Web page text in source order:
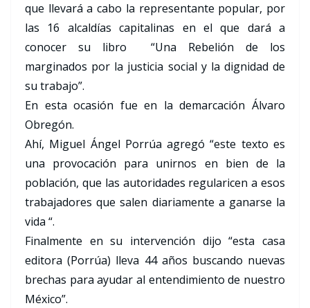
que llevará a cabo la representante popular, por
las 16 alcaldías capitalinas en el que dará a
conocer su libro “Una Rebelión de los
marginados por la justicia social y la dignidad de
su trabajo”.
En esta ocasión fue en la demarcación Álvaro
Obregón.
Ahí, Miguel Ángel Porrúa agregó “este texto es
una provocación para unirnos en bien de la
población, que las autoridades regularicen a esos
trabajadores que salen diariamente a ganarse la
vida “.
Finalmente en su intervención dijo “esta casa
editora (Porrúa) lleva 44 años buscando nuevas
brechas para ayudar al entendimiento de nuestro
México”.